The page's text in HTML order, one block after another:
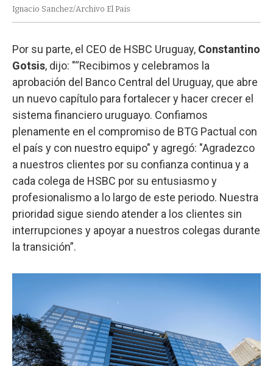
Ignacio Sanchez/Archivo El Pais
Por su parte, el CEO de HSBC Uruguay, Constantino
Gotsis, dijo: "“Recibimos y celebramos la
aprobación del Banco Central del Uruguay, que abre
un nuevo capítulo para fortalecer y hacer crecer el
sistema financiero uruguayo. Confiamos
plenamente en el compromiso de BTG Pactual con
el país y con nuestro equipo" y agregó: "Agradezco
a nuestros clientes por su confianza continua y a
cada colega de HSBC por su entusiasmo y
profesionalismo a lo largo de este periodo. Nuestra
prioridad sigue siendo atender a los clientes sin
interrupciones y apoyar a nuestros colegas durante
la transición”.